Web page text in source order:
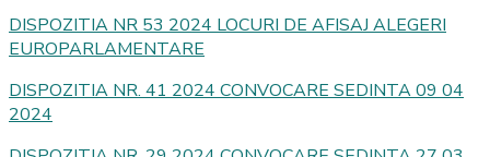
DISPOZITIA NR 53 2024 LOCURI DE AFISAJ ALEGERI
EUROPARLAMENTARE
DISPOZITIA NR. 41 2024 CONVOCARE SEDINTA 09 04
2024